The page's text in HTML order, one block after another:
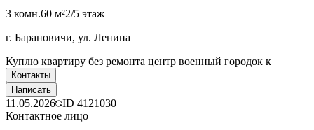
3 комн.60 м²2/5 этаж
г. Барановичи, ул. Ленина
Куплю квартиру без ремонта центр военный городок к
Контакты
Написать
11.05.2026 ID 4121030
Контактное лицо